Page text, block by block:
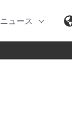
ニュース